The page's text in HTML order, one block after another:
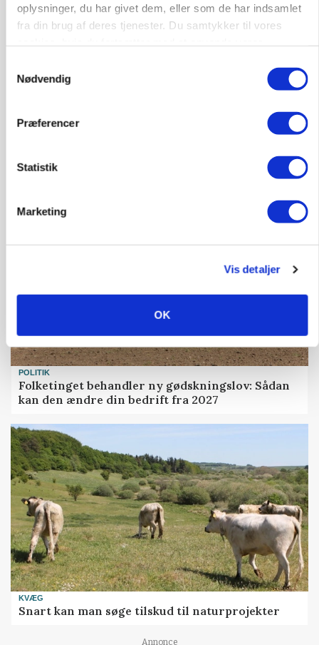
oplysninger, du har givet dem, eller som de har indsamlet
fra din brug af deres tjenester. Du samtykker til vores
Nødvendig
Præferencer
Statistik
Marketing
Vis detaljer
OK
protestgruppe vil demonstrere mod ny
gødskningslov
POLITIK
Folketinget behandler ny gødskningslov: Sådan
kan den ændre din bedrift fra 2027
KVÆG
Snart kan man søge tilskud til naturprojekter
Annonce